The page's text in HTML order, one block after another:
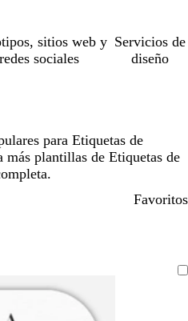
sitios web y
redes sociales
Servicios de
diseño
para Etiquetas de
plantillas de Etiquetas de
Favoritos